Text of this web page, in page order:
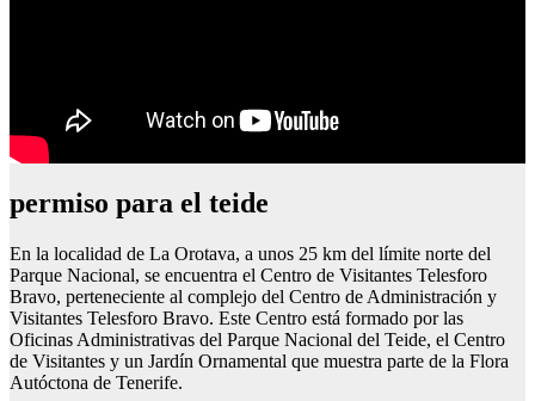
permiso para el teide
En la localidad de La Orotava, a unos 25 km del límite norte del
Parque Nacional, se encuentra el Centro de Visitantes Telesforo
Bravo, perteneciente al complejo del Centro de Administración y
Visitantes Telesforo Bravo. Este Centro está formado por las
Oficinas Administrativas del Parque Nacional del Teide, el Centro
de Visitantes y un Jardín Ornamental que muestra parte de la Flora
Autóctona de Tenerife.